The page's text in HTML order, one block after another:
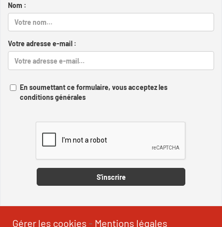
Nom :
Votre adresse e-mail :
En soumettant ce formulaire, vous acceptez les
conditions générales
S'inscrire
Gérer les cookies - Mentions légales